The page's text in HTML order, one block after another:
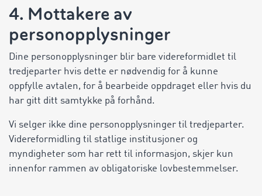
4. Mottakere av
personopplysninger
Dine personopplysninger blir bare videreformidlet til
tredjeparter hvis dette er nødvendig for å kunne
oppfylle avtalen, for å bearbeide oppdraget eller hvis du
har gitt ditt samtykke på forhånd.
Vi selger ikke dine personopplysninger til tredjeparter.
Videreformidling til statlige institusjoner og
myndigheter som har rett til informasjon, skjer kun
innenfor rammen av obligatoriske lovbestemmelser.